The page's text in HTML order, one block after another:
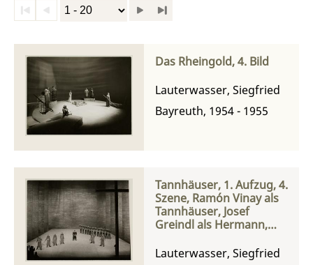
Das Rheingold, 4. Bild
Lauterwasser, Siegfried
Bayreuth, 1954 - 1955
Tannhäuser, 1. Aufzug, 4.
Szene, Ramón Vinay als
Tannhäuser, Josef
Greindl als Hermann,
und die Sänger
Lauterwasser, Siegfried